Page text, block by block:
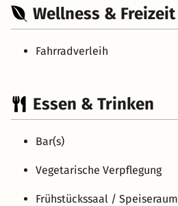
Wellness & Freizeit
Fahrradverleih
Essen & Trinken
Bar(s)
Vegetarische Verpflegung
Frühstückssaal / Speiseraum